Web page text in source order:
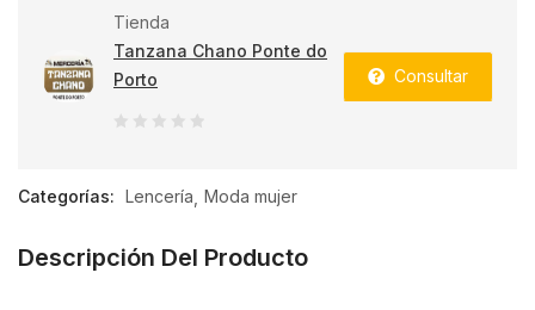
Tienda
Tanzana Chano Ponte do
Porto
Consultar
Categorías: Lencería Moda mujer
Descripción Del Producto